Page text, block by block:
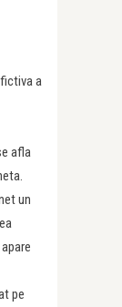
a
afla
un
pe